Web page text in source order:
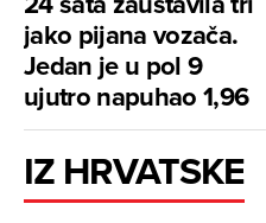
jako pijana vozača.
Jedan je u pol 9
ujutro napuhao 1,96
IZ HRVATSKE